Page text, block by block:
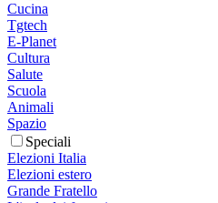
Cucina
Tgtech
E-Planet
Cultura
Salute
Scuola
Animali
Spazio
Speciali
Elezioni Italia
Elezioni estero
Grande Fratello